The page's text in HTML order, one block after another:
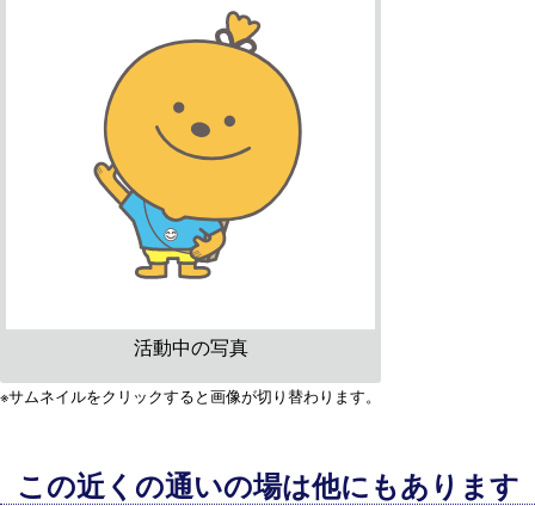
活動中の写真
※サムネイルをクリックすると画像が切り替わります。
この近くの通いの場は他にもあります